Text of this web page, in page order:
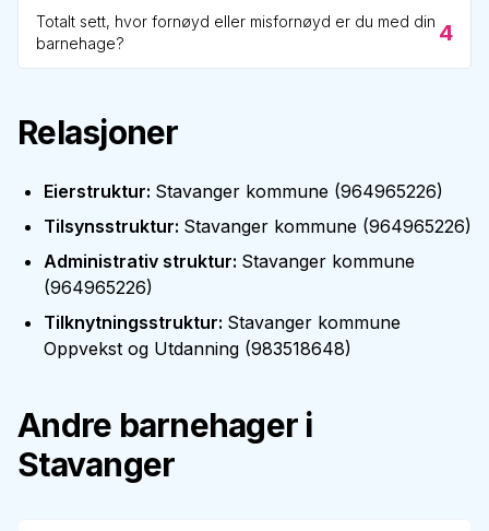
Totalt sett, hvor fornøyd eller misfornøyd er du med din
barnehage?
4
Relasjoner
Eierstruktur: Stavanger kommune (964965226)
Tilsynsstruktur: Stavanger kommune (964965226)
Administrativ struktur: Stavanger kommune
(964965226)
Tilknytningsstruktur: Stavanger kommune
Oppvekst og Utdanning (983518648)
Andre barnehager i
Stavanger